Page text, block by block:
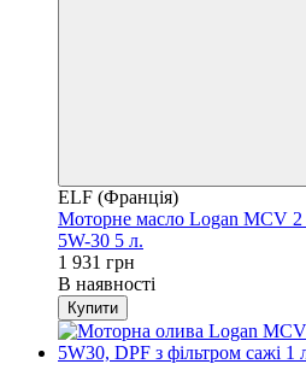
ELF (Франція)
Моторне масло Logan MCV
5W-30 5 л.
1 931 грн
В наявності
Купити